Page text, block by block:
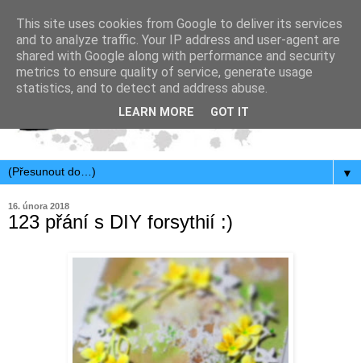
▼
16. února 2018
123 přání s DIY forsythií :)
This site uses cookies from Google to deliver its services
and to analyze traffic. Your IP address and user-agent are
shared with Google along with performance and security
metrics to ensure quality of service, generate usage
statistics, and to detect and address abuse.
LEARN MORE GOT IT